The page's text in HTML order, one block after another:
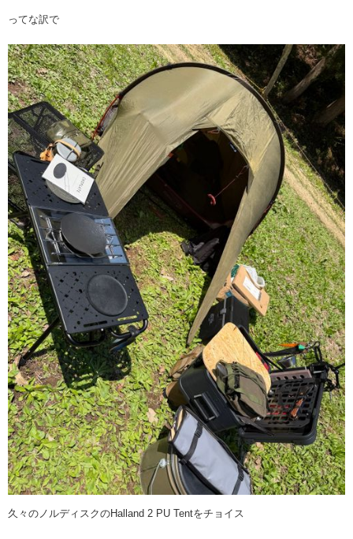
ってな訳で
久々のノルディスクのHalland 2 PU Tentをチョイス